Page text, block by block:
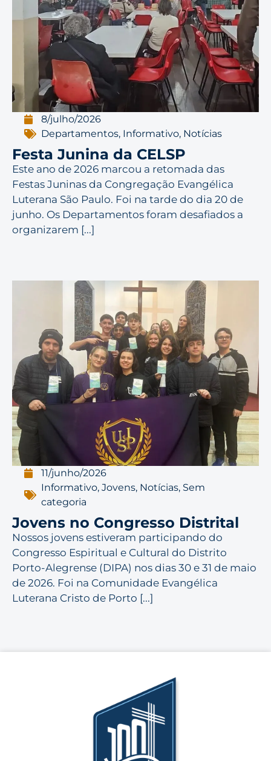
8/julho/2026
Departamentos, Informativo, Notícias
Festa Junina da CELSP
Este ano de 2026 marcou a retomada das
Festas Juninas da Congregação Evangélica
Luterana São Paulo. Foi na tarde do dia 20 de
junho. Os Departamentos foram desafiados a
organizarem [...]
11/junho/2026
Informativo,Jovens, Notícias, Sem
categoria
Jovens no Congresso Distrital
Nossos jovens estiveram participando do
Congresso Espiritual e Cultural do Distrito
Porto-Alegrense (DIPA) nos dias 30 e 31 de maio
de 2026. Foi na Comunidade Evangélica
Luterana Cristo de Porto [...]